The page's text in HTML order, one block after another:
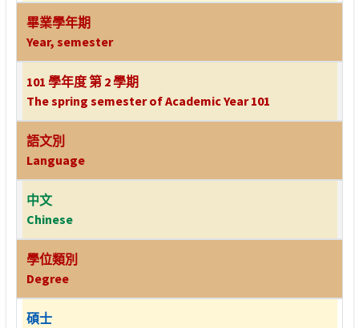
畢業學年期
Year, semester
101 學年度 第 2 學期
The spring semester of Academic Year 101
語文別
Language
中文
Chinese
學位類別
Degree
碩士